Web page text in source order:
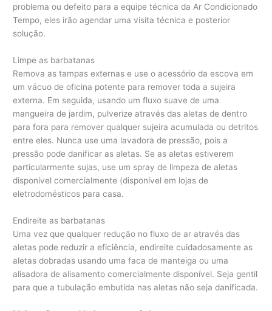
problema ou defeito para a equipe técnica da Ar Condicionado
Tempo, eles irão agendar uma visita técnica e posterior
solução.
Limpe as barbatanas
Remova as tampas externas e use o acessório da escova em
um vácuo de oficina potente para remover toda a sujeira
externa. Em seguida, usando um fluxo suave de uma
mangueira de jardim, pulverize através das aletas de dentro
para fora para remover qualquer sujeira acumulada ou detritos
entre eles. Nunca use uma lavadora de pressão, pois a
pressão pode danificar as aletas. Se as aletas estiverem
particularmente sujas, use um spray de limpeza de aletas
disponível comercialmente (disponível em lojas de
eletrodomésticos para casa.
Endireite as barbatanas
Uma vez que qualquer redução no fluxo de ar através das
aletas pode reduzir a eficiência, endireite cuidadosamente as
aletas dobradas usando uma faca de manteiga ou uma
alisadora de alisamento comercialmente disponível. Seja gentil
para que a tubulação embutida nas aletas não seja danificada.